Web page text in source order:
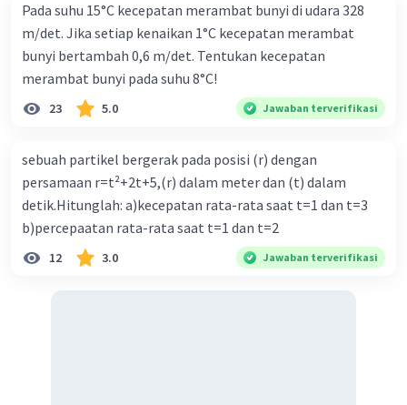
Pada suhu 15°C kecepatan merambat bunyi di udara 328
m/det. Jika setiap kenaikan 1°C kecepatan merambat
bunyi bertambah 0,6 m/det. Tentukan kecepatan
merambat bunyi pada suhu 8°C!
23 5.0 Jawaban terverifikasi
sebuah partikel bergerak pada posisi (r) dengan
persamaan r=t²+2t+5,(r) dalam meter dan (t) dalam
detik.Hitunglah: a)kecepatan rata-rata saat t=1 dan t=3
b)percepaatan rata-rata saat t=1 dan t=2
12 3.0 Jawaban terverifikasi